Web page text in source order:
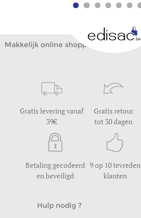
Makkelijk online shoppen
Gratis levering vanaf
39
Gratis retour
tot 30 dagen
Betaling gecodeerd
en beveiligd
9 op 10 tevreden
klanten
Hulp nodig ?